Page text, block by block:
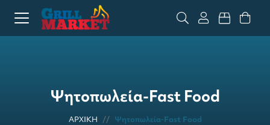
Ψητοπωλεία-Fast Food
ΑΡΧΙΚΗ Ψητοπωλεία-Fast Food